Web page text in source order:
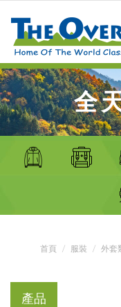
全
首頁 服裝 外套
產品